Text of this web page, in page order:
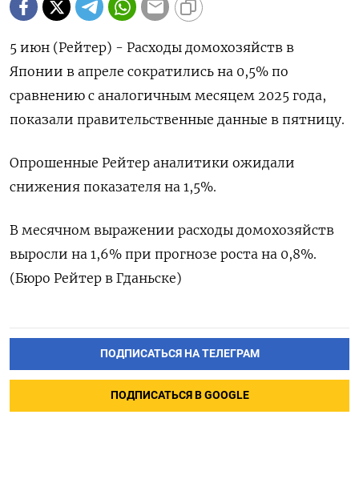
5 июн (Рейтер) - Расходы домохозяйств ‌в
Японии ​в апреле сократились ​на ​0,5% ⁠по
‌сравнению ‌с аналогичным месяцем ​2025 года,
‌показали ​правительственные данные ‌в пятницу.
Опрошенные Рейтер ​аналитики ​ожидали
‌снижения показателя ​на 1,5%.
В месячном выражении расходы домохозяйств
выросли ​на ⁠1,6% при прогнозе ‌роста ‌на 0,8%.
(Бюро ​Рейтер в ‌Гданьске)
ПОДПИСАТЬСЯ НА ТЕЛЕГРАМ
ПОДПИСАТЬСЯ В GOOGLE